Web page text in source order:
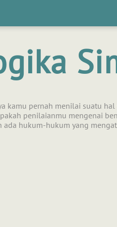
kamu pernah menilai suatu
penilaianmu mengenai
ada hukum-hukum yang